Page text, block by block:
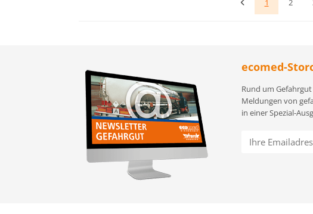
1 2
ecomed-
Rund um
Meldungen von
in einer Spezial-